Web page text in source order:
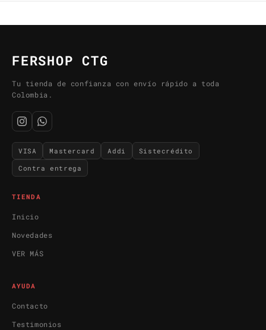
FERSHOP CTG
Tu tienda de confianza con envío rápido a toda
Colombia.
VISA Mastercard Addi
Sistecrédito
Contra entrega
TIENDA
Inicio
Novedades
VER MÁS
AYUDA
Contacto
Testimonios